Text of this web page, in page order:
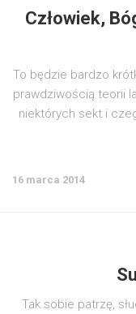
Człowiek,
To będzie bardzo
prawdziwością teorii
niektórych sekt i
16 marca 2014
Tak sobie patrzę,